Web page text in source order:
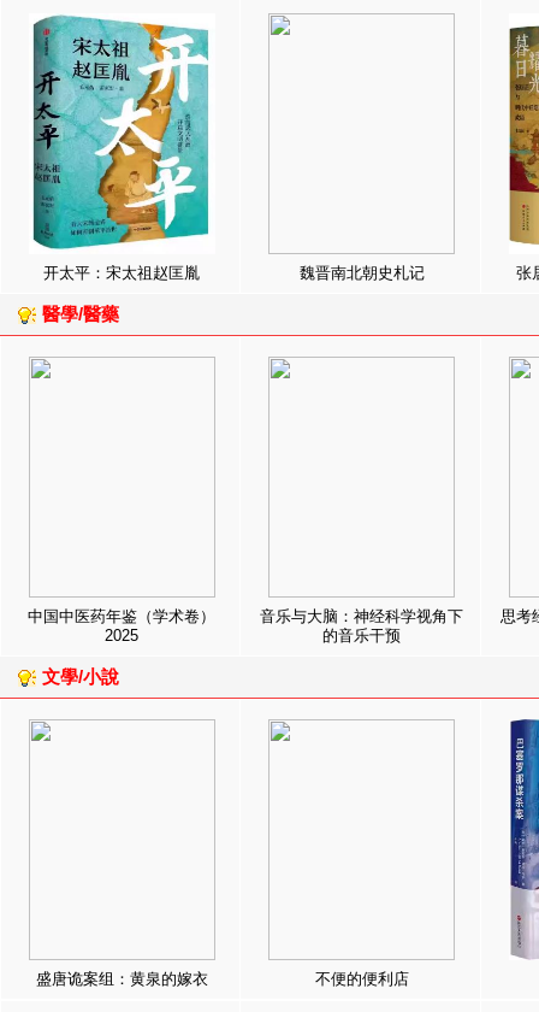
开太平：宋太祖赵匡胤 魏晋南北朝史札记 张
醫學/醫藥
中国中医药年鉴（学术卷）
2025
音乐与大脑：神经科学视角下
的音乐干预
思考
文學/小說
盛唐诡案组：黄泉的嫁衣 不便的便利店